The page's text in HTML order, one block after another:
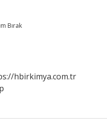
Bırak
hbirkimya.com.tr